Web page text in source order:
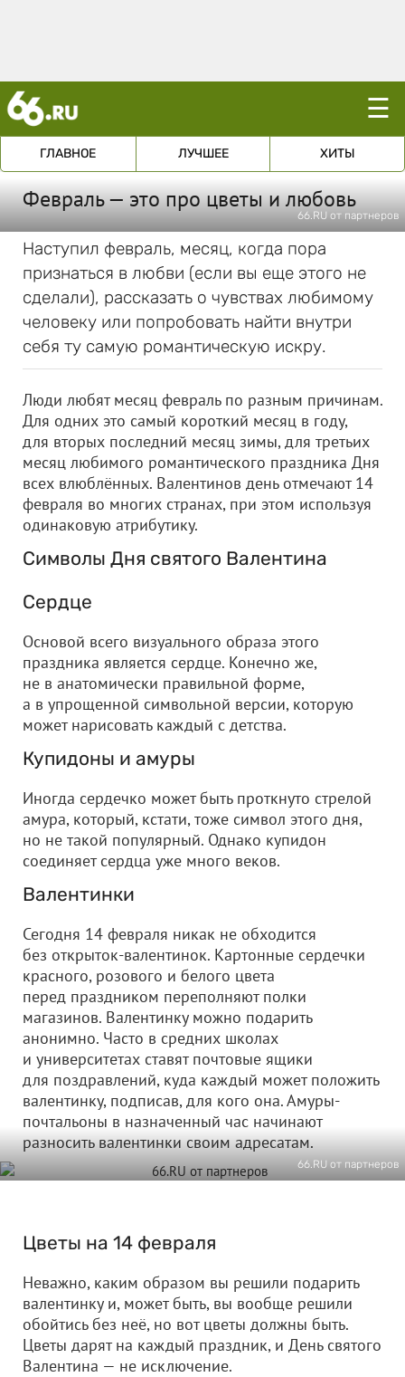
☰
ГЛАВНОЕ ЛУЧШЕЕ ХИТЫ
Февраль — это про цветы и любовь
66.RU от партнеров
Наступил февраль, месяц, когда пора
признаться в любви (если вы еще этого не
сделали), рассказать о чувствах любимому
человеку или попробовать найти внутри
себя ту самую романтическую искру.
Люди любят месяц февраль по разным причинам.
Для одних это самый короткий месяц в году,
для вторых последний месяц зимы, для третьих
месяц любимого романтического праздника Дня
всех влюблённых. Валентинов день отмечают 14
февраля во многих странах, при этом используя
одинаковую атрибутику.
Символы Дня святого Валентина
Сердце
Основой всего визуального образа этого
праздника является сердце. Конечно же,
не в анатомически правильной форме,
а в упрощенной символьной версии, которую
может нарисовать каждый с детства.
Купидоны и амуры
Иногда сердечко может быть проткнуто стрелой
амура, который, кстати, тоже символ этого дня,
но не такой популярный. Однако купидон
соединяет сердца уже много веков.
Валентинки
Сегодня 14 февраля никак не обходится
без открыток-валентинок. Картонные сердечки
красного, розового и белого цвета
перед праздником переполняют полки
магазинов. Валентинку можно подарить
анонимно. Часто в средних школах
и университетах ставят почтовые ящики
для поздравлений, куда каждый может положить
валентинку, подписав, для кого она. Амуры-
почтальоны в назначенный час начинают
разносить валентинки своим адресатам.
66.RU от партнеров
Цветы на 14 февраля
Неважно, каким образом вы решили подарить
валентинку и, может быть, вы вообще решили
обойтись без неё, но вот цветы должны быть.
Цветы дарят на каждый праздник, и День святого
Валентина — не исключение.